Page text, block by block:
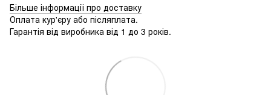
Більше інформації про доставку
Оплата кур'єру або післяплата.
Гарантія від виробника від 1 до 3 років.